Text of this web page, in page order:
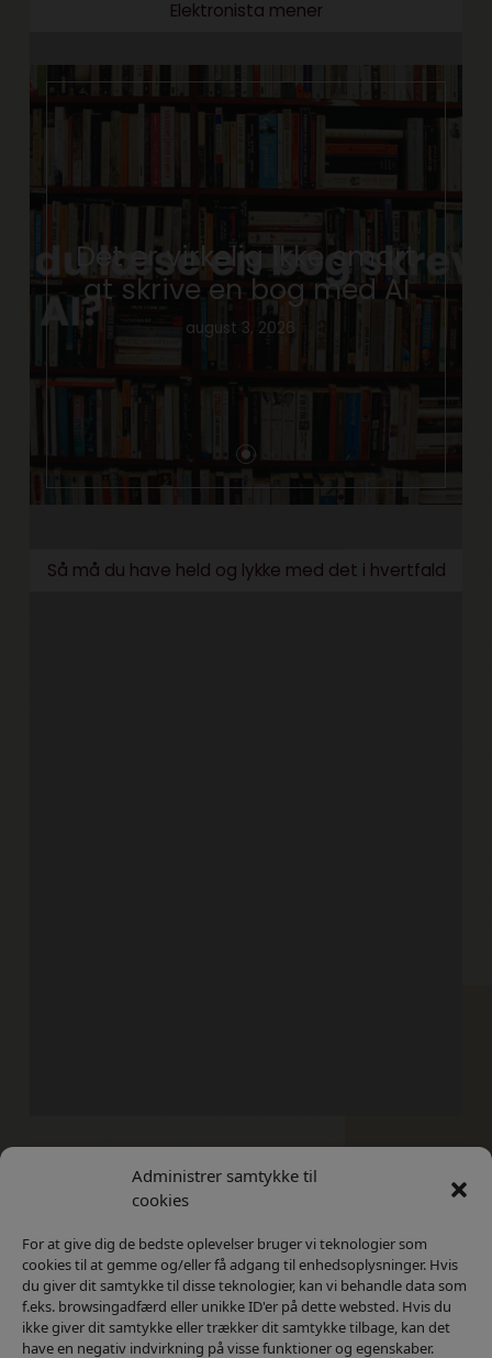
Administrer samtykke til
cookies
For at give dig de bedste oplevelser bruger vi teknologier som
cookies til at gemme og/eller få adgang til enhedsoplysninger. Hvis
du giver dit samtykke til disse teknologier, kan vi behandle data som
f.eks. browsingadfærd eller unikke ID'er på dette websted. Hvis du
ikke giver dit samtykke eller trækker dit samtykke tilbage, kan det
have en negativ indvirkning på visse funktioner og egenskaber.
Elektronista mener
Det er virkelig ikke smart
at skrive en bog med AI
august 3, 2026
Så må du have held og lykke med det i hvertfald
Kontakt